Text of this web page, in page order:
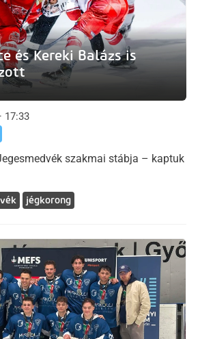
és Kereki Balázs is
17:33
szakmai stábja – kaptuk
jégkorong